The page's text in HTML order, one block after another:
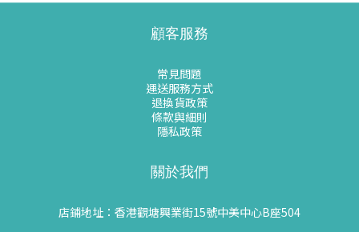
顧客服務
常見問題
運送服務方式
退換貨政策
條款與細則
隱私政策
關於我們
店鋪地址：香港觀塘興業街15號中美中心B座504